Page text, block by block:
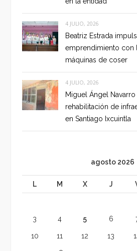
4 JULIO, 2026
Beatriz Estrada
emprendimiento con
máquinas de coser
4 JULIO, 2026
Miguel Ángel
rehabilitación de
en Santiago Ixcuintla
agosto 2026
L M X J
3 4 5 6
10 11 12 13